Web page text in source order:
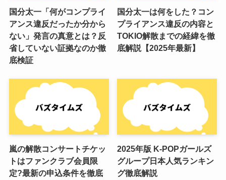
国分太一「何がコンプライ
アンス違反だったか分から
ない」発言の真意とは？反
省していない証拠なのか徹
底検証
国分太一は何をした？コン
プライアンス違反の内容と
TOKIO解散までの経緯を徹
底解説【2025年最新】
嵐の解散コンサートチケッ
トはファンクラブ会員限
定?最新の申込条件を徹底
2025年版 K-POPガールズ
グループ日本人気ランキン
グ徹底解説